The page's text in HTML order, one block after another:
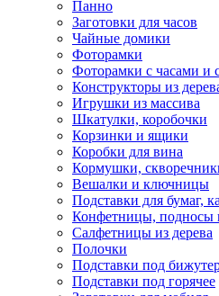
Панно
Заготовки для часов
Чайные домики
Фоторамки
Фоторамки с часами и
Конструкторы из
Игрушки из массива
Шкатулки, коробочки
Корзинки и ящики
Коробки для вина
Кормушки,
Вешалки и ключницы
Подставки для бумаг,
Конфетницы, подносы
Салфетницы из дерева
Полочки
Подставки под
Подставки под горячее